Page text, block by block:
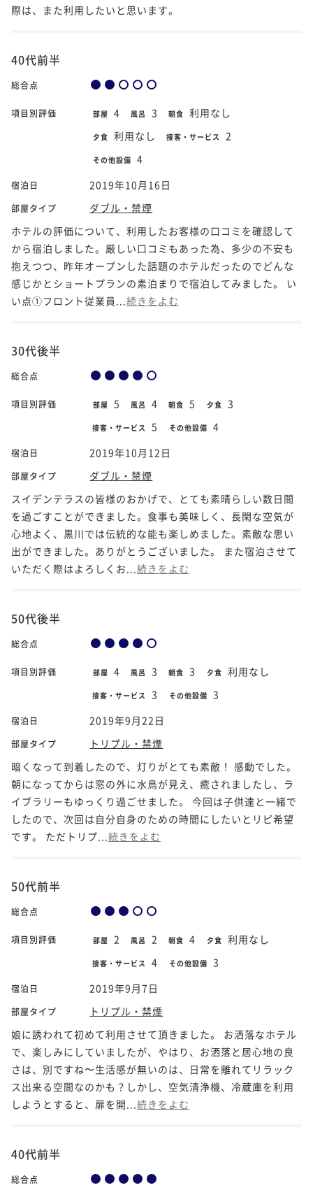
際は、また利用したいと思います。
40代前半
総合点
項目別評価 部屋 4 風呂 3 朝食 利用なし
夕食 利用なし 接客・サービス 2
その他設備 4
宿泊日 2019年10月16日
部屋タイプ
ダブル・禁煙
ホテルの評価について、利用したお客様の口コミを確認して
から宿泊しました。厳しい口コミもあった為、多少の不安も
抱えつつ、昨年オープンした話題のホテルだったのでどんな
感じかとショートプランの素泊まりで宿泊してみました。 い
い点①フロント従業員... 続きをよむ
30代後半
総合点
項目別評価 部屋 5 風呂 4 朝食 5 夕食 3
接客・サービス 5 その他設備 4
宿泊日 2019年10月12日
部屋タイプ
ダブル・禁煙
スイデンテラスの皆様のおかげで、とても素晴らしい数日間
を過ごすことができました。食事も美味しく、長閑な空気が
心地よく、黒川では伝統的な能も楽しめました。素敵な思い
出ができました。ありがとうございました。 また宿泊させて
いただく際はよろしくお... 続きをよむ
50代後半
総合点
項目別評価 部屋 4 風呂 3 朝食 3 夕食 利用なし
接客・サービス 3 その他設備 3
宿泊日 2019年9月22日
部屋タイプ
トリプル・禁煙
暗くなって到着したので、灯りがとても素敵！ 感動でした。
朝になってからは窓の外に水鳥が見え、癒されましたし、ラ
イブラリーもゆっくり過ごせました。 今回は子供達と一緒で
したので、次回は自分自身のための時間にしたいとリピ希望
です。 ただトリプ... 続きをよむ
50代前半
総合点
項目別評価 部屋 2 風呂 2 朝食 4 夕食 利用なし
接客・サービス 4 その他設備 3
宿泊日 2019年9月7日
部屋タイプ
トリプル・禁煙
娘に誘われて初めて利用させて頂きました。 お洒落なホテル
で、楽しみにしていましたが、やはり、お洒落と居心地の良
さは、別ですね〜生活感が無いのは、日常を離れてリラック
ス出来る空間なのかも？しかし、空気清浄機、冷蔵庫を利用
しようとすると、扉を開... 続きをよむ
40代前半
総合点